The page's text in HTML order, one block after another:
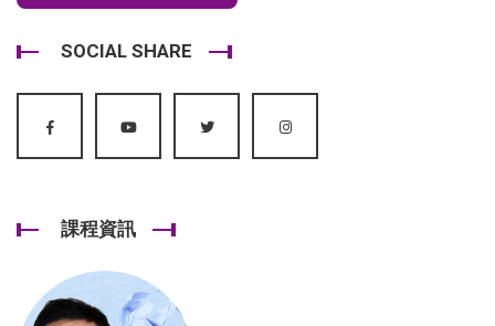
SOCIAL SHARE
課程資訊